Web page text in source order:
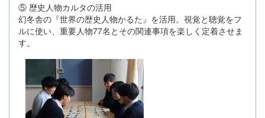
⑤ 歴史人物カルタの活用
幻冬舎の『世界の歴史人物かるた』を活用。視覚と聴覚をフ
ルに使い、重要人物77名とその関連事項を楽しく定着させま
す。